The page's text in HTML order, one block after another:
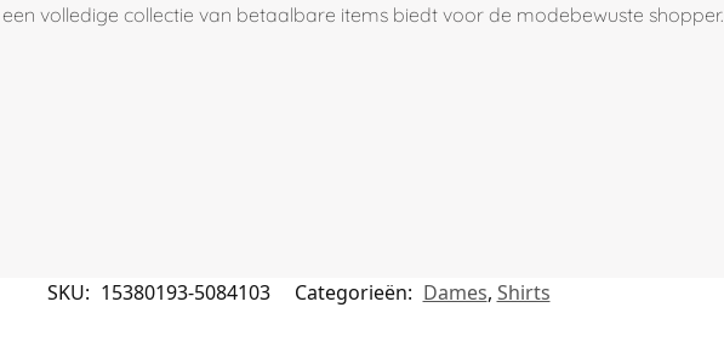
volledige collectie van betaalbare items biedt voor de modebewuste shopper.
SKU: 15380193-5084103 Categorieën: Dames, Shirts